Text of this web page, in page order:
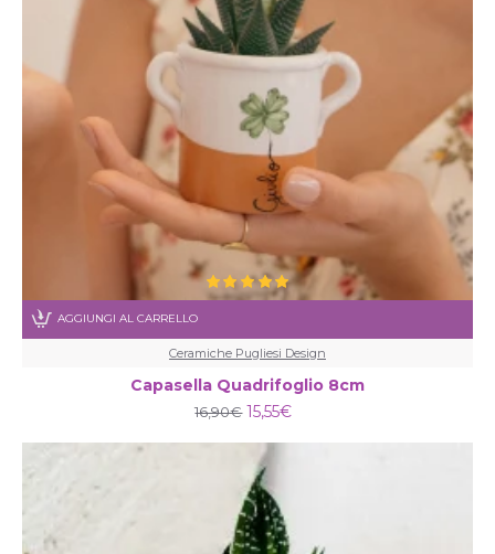
Ceramiche Pugliesi Design
Capasella Quadrifoglio 8cm
16,90€ 15,55€
AGGIUNGI AL CARRELLO